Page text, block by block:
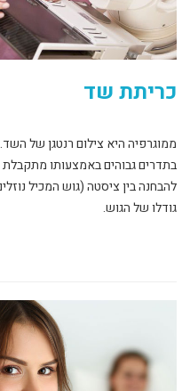
כריתת שד
ממוגרפיה היא צילום רנטגן של
בתדרים גבוהים באמצעותו
להבחנה בין ציסטה (גוש המכיל
גודלו של הגוש.